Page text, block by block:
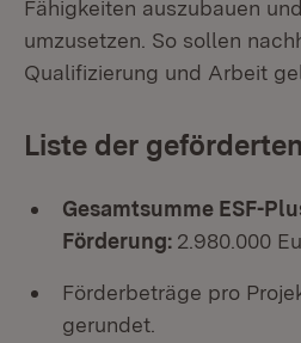
Fähigkeiten auszubauen
umzusetzen. So sollen
Qualifizierung und Arbeit
Liste der
Gesamtsumme ESF-
Förderung: 2.980.000
Förderbeträge pro
gerundet.